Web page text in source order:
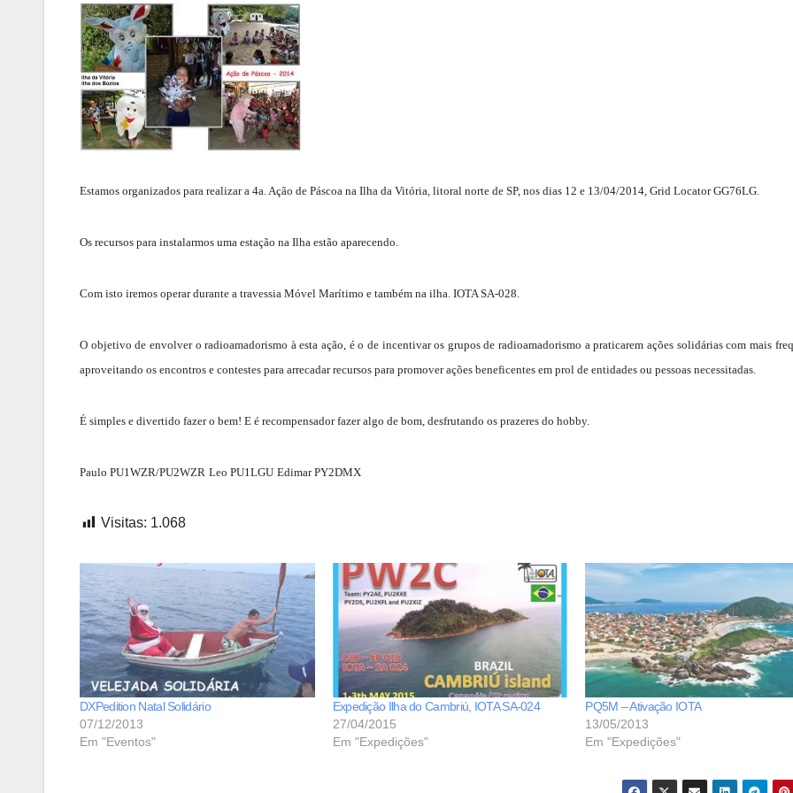
Estamos organizados para realizar a 4a. Ação de Páscoa na Ilha da Vitória, litoral norte de SP, nos dias 12 e 13/04/2014, Grid LocatorGG76LG.
Os recursos para instalarmos uma estação na Ilha estão aparecendo.
Com isto iremos operar durante a travessia Móvel Marítimo e também na ilha. IOTA SA-028.
O objetivo de envolver o radioamadorismo à esta ação, é o de incentivar os grupos de radioamadorismo a praticarem ações solidárias com mais
aproveitando os encontros e contestes para arrecadar recursos para promover ações beneficentes em prol de entidades ou pessoas necessitadas.
É simples e divertido fazer o bem! E é recompensador fazer algo de bom, desfrutando os prazeres do hobby.
Paulo PU1WZR/PU2WZR Leo PU1LGU Edimar PY2DMX
Visitas: 1.068
DXPedition Natal Solidário
07/12/2013
Em "Eventos"
Expedição Ilha do Cambriú, IOTA SA-024
27/04/2015
Em "Expedições"
PQ5M – Ativação IOTA
13/05/2013
Em "Expedições"